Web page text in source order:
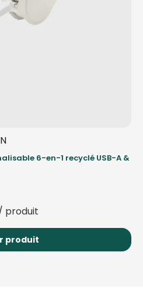
6-en-1 recyclé USB-A &
produit
produit